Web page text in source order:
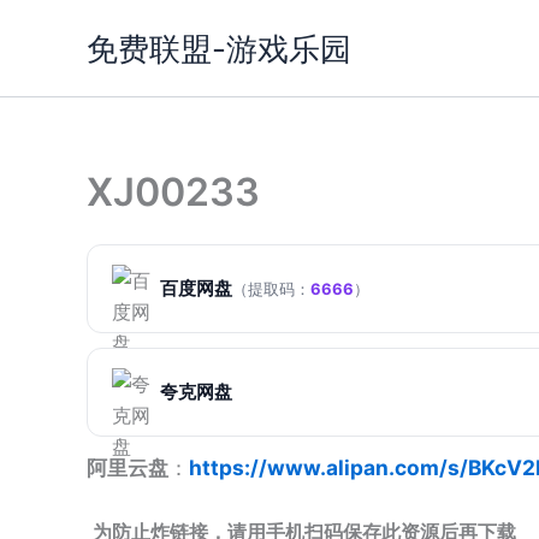
免费联盟-游戏乐园
XJ00233
百度网盘 （提取码： 6666）
夸克网盘
阿里云盘 ： https://www.alipan.com/s/
为防止炸链接，请用手机扫码保存此资源后再下载